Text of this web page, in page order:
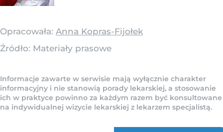
Opracowała: Anna Kopras-Fijołek
Źródło: Materiały prasowe
Informacje zawarte w serwisie mają wyłącznie charakter
informacyjny i nie stanowią porady lekarskiej, a stosowanie
ich w praktyce powinno za każdym razem być konsultowane
na indywidualnej wizycie lekarskiej z lekarzem specjalistą.